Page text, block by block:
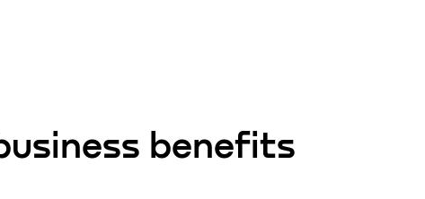
benefits